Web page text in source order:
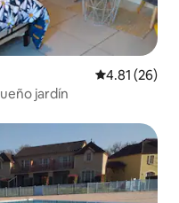
Calificación
4.81 (26)
jardín